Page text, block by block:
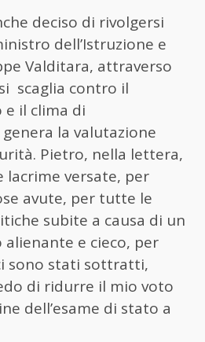
deciso di rivolgersi
dell’Istruzione e
Valditara, attraverso
scaglia contro il
e il clima di
la valutazione
Pietro, nella lettera,
lacrime versate, per
avute, per tutte le
subite a causa di un
alienante e cieco, per
sono stati sottratti,
di ridurre il mio voto
dell’esame di stato a